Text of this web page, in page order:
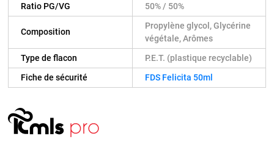
Ratio PG/VG
50% / 50%
Composition
Propylène glycol, Glycérine
végétale, Arômes
Type de flacon
P.E.T. (plastique recyclable)
Fiche de sécurité
FDS Felicita 50ml